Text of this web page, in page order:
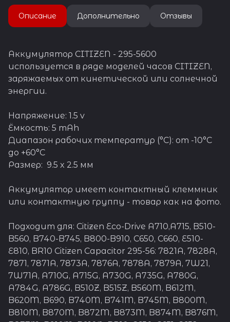
аккумулятора мы
рекомендуем убедиться,
что механизм часов не
профилактического
аккумулятора не поможет
или поможет только на
короткое время.
Описание Дополнительно Отзывы
Аккумулятор CITIZEN - 295-5600
используется в ряде моделей часов CITIZEN,
заряжаемых от кинетической или солнечной
энергии.
Напряжение: 1.5 v
Ёмкость: 5 mAh
Диапазон рабочих температур (°C): от -10°C
до +60°C
Размер: 9.5 x 2.5 мм
Аккумулятор имеет контактный клеммник
или контактную группу - товар как на фото.
Подходит для: Citizen Eco-Drive A710,A715, B510-
B560, B740-B745, B800-B910, C650, C660, E510-
E810, BR10 Citizen Capacitor 295-56: 7821A, 7828A,
7871, 7871A, 7873A, 7876A, 7878A, 7879A, 7W21,
7W71A, A710G, A715G, A730G, A735G, A780G,
A784G, A786G, B510Z, B515Z, B560M, B612M,
B620M, B690, B740M, B741M, B745M, B800M,
B810M, B870M, B872M, B873M, B874M, B876M,